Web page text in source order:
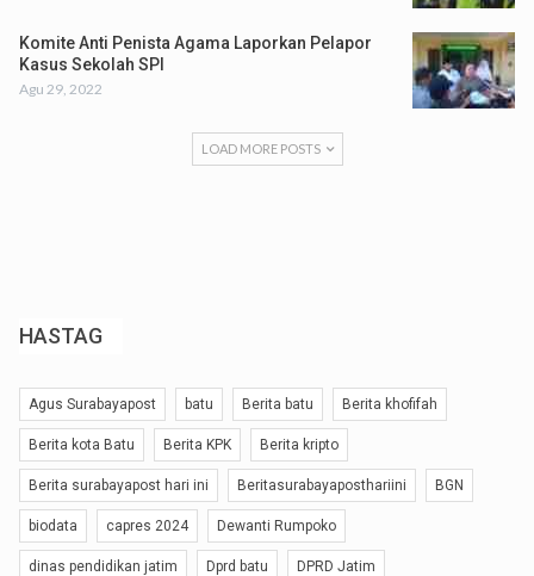
Komite Anti Penista Agama Laporkan Pelapor
Kasus Sekolah SPI
Agu 29, 2022
LOAD MORE POSTS
HASTAG
Agus Surabayapost batu Berita batu Berita khofifah
Berita kota Batu Berita KPK Berita kripto
Berita surabayapost hari ini Beritasurabayaposthariini BGN
biodata capres 2024 Dewanti Rumpoko
dinas pendidikan jatim Dprd batu DPRD Jatim